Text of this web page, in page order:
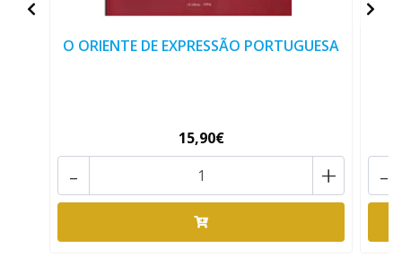
O ORIENTE DE EXPRESSÃO PORTUGUESA
15,90€
+
- -